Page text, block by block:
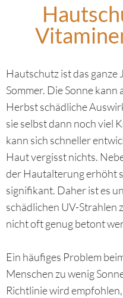
Hautschutz ist das
Sommer. Die Sonne
Herbst schädliche
sie selbst dann noch viel
kann sich schneller
Haut vergisst nichts.
der Hautalterung erhöht
signifikant. Daher ist es
schädlichen UV-Strahlen
nicht oft genug betont
Ein häufiges Problem
Menschen zu wenig
Richtlinie wird